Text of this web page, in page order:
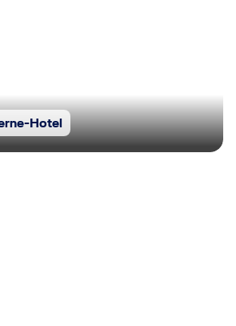
Hotel